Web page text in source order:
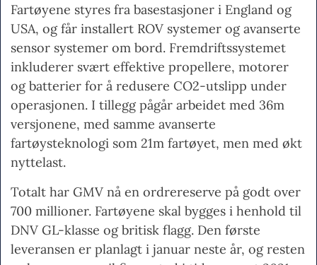
Fartøyene styres fra basestasjoner i England og
USA, og får installert ROV systemer og avanserte
sensor systemer om bord. Fremdriftssystemet
inkluderer svært effektive propellere, motorer
og batterier for å redusere CO2-utslipp under
operasjonen. I tillegg pågår arbeidet med 36m
versjonene, med samme avanserte
fartøysteknologi som 21m fartøyet, men med økt
nyttelast.
Totalt har GMV nå en ordrereserve på godt over
700 millioner. Fartøyene skal bygges i henhold til
DNV GL-klasse og britisk flagg. Den første
leveransen er planlagt i januar neste år, og resten